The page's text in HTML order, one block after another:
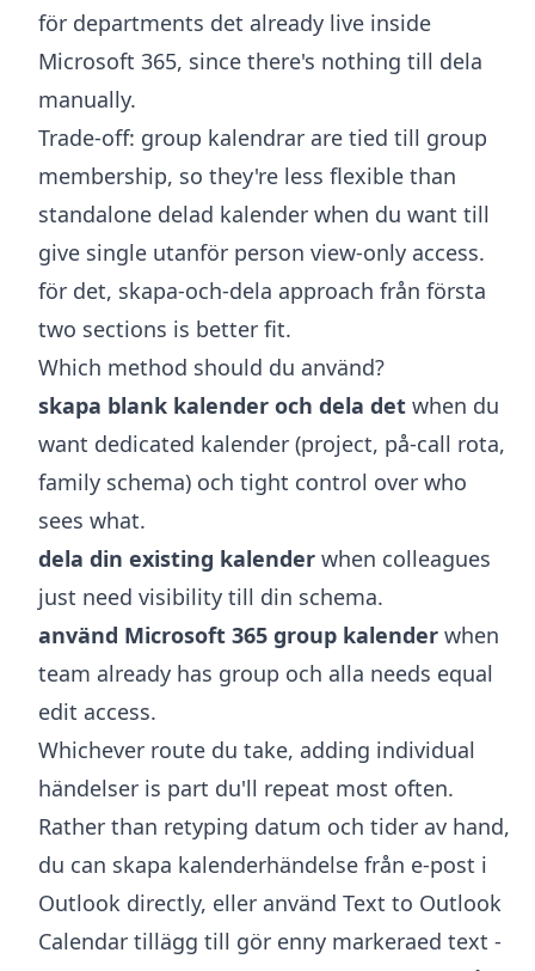
för departments det already live inside
Microsoft 365, since there's nothing till dela
manually.
Trade-off: group kalendrar are tied till group
membership, so they're less flexible than
standalone delad kalender when du want till
give single utanför person view-only access.
för det, skapa-och-dela approach från första
two sections is better fit.
Which method should du använd?
skapa blank kalender och dela det when du
want dedicated kalender (project, på-call rota,
family schema) och tight control over who
sees what.
dela din existing kalender when colleagues
just need visibility till din schema.
använd Microsoft 365 group kalender when
team already has group och alla needs equal
edit access.
Whichever route du take, adding individual
händelser is part du'll repeat most often.
Rather than retyping datum och tider av hand,
du can skapa kalenderhändelse från e-post i
Outlook directly, eller använd Text to Outlook
Calendar tillägg till gör enny markeraed text -